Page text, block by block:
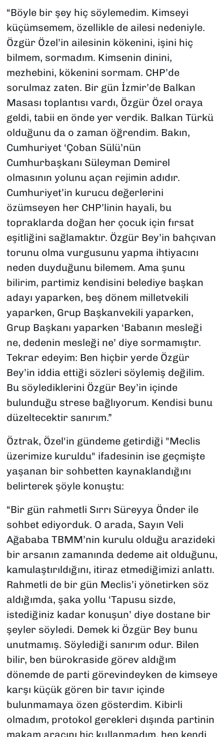
“Böyle bir şey hiç söylemedim. Kimseyi
küçümsemem, özellikle de ailesi nedeniyle.
Özgür Özel’in ailesinin kökenini, işini hiç
bilmem, sormadım. Kimsenin dinini,
mezhebini, kökenini sormam. CHP’de
sorulmaz zaten. Bir gün İzmir’de Balkan
Masası toplantısı vardı, Özgür Özel oraya
geldi, tabii en önde yer verdik. Balkan Türkü
olduğunu da o zaman öğrendim. Bakın,
Cumhuriyet ‘Çoban Sülü’nün
Cumhurbaşkanı Süleyman Demirel
olmasının yolunu açan rejimin adıdır.
Cumhuriyet’in kurucu değerlerini
özümseyen her CHP’linin hayali, bu
topraklarda doğan her çocuk için fırsat
eşitliğini sağlamaktır. Özgür Bey’in bahçıvan
torunu olma vurgusunu yapma ihtiyacını
neden duyduğunu bilemem. Ama şunu
bilirim, partimiz kendisini belediye başkan
adayı yaparken, beş dönem milletvekili
yaparken, Grup Başkanvekili yaparken,
Grup Başkanı yaparken ‘Babanın mesleği
ne, dedenin mesleği ne’ diye sormamıştır.
Tekrar edeyim: Ben hiçbir yerde Özgür
Bey’in iddia ettiği sözleri söylemiş değilim.
Bu söylediklerini Özgür Bey’in içinde
bulunduğu strese bağlıyorum. Kendisi bunu
düzeltecektir sanırım.”
Öztrak, Özel'in gündeme getirdiği "Meclis
üzerimize kuruldu" ifadesinin ise geçmişte
yaşanan bir sohbetten kaynaklandığını
belirterek şöyle konuştu:
“Bir gün rahmetli Sırrı Süreyya Önder ile
sohbet ediyorduk. O arada, Sayın Veli
Ağababa TBMM’nin kurulu olduğu arazideki
bir arsanın zamanında dedeme ait olduğunu,
kamulaştırıldığını, itiraz etmediğimizi anlattı.
Rahmetli de bir gün Meclis’i yönetirken söz
aldığımda, şaka yollu ‘Tapusu sizde,
istediğiniz kadar konuşun’ diye dostane bir
şeyler söyledi. Demek ki Özgür Bey bunu
unutmamış. Söylediği sanırım odur. Bilen
bilir, ben bürokraside görev aldığım
dönemde de parti görevindeyken de kimseye
karşı küçük gören bir tavır içinde
bulunmamaya özen gösterdim. Kibirli
olmadım, protokol gerekleri dışında partinin
makam aracını hiç kullanmadım, hep kendi